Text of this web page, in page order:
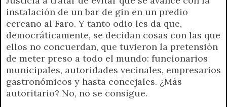
instalación de un bar de gin en un predio
cercano al Faro. Y tanto odio les da que,
democráticamente, se decidan cosas con las que
ellos no concuerdan, que tuvieron la pretensión
de meter preso a todo el mundo: funcionarios
municipales, autoridades vecinales, empresarios
gastronómicos y hasta concejales. ¿Más
autoritario? No, no se consigue.